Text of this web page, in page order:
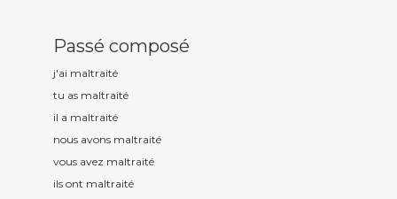
Passé composé
j'ai maltraité
tu as maltraité
il a maltraité
nous avons maltraité
vous avez maltraité
ils ont maltraité